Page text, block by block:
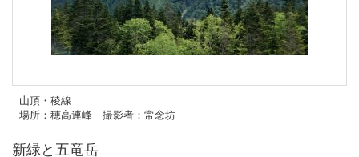
山頂・稜線
場所：穂高連峰 撮影者：常念坊
新緑と五竜岳